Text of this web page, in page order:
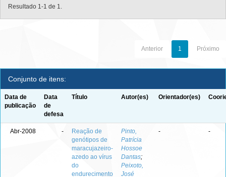
Resultado 1-1 de 1.
Anterior 1 Próximo
Conjunto de itens:
Data de
publicação
Data
de
defesa
Título Autor(es) Orientador(es)
Abr-2008 -
Reação de
genótipos de
maracujazeiro-
azedo ao vírus
do
endurecimento
Pinto,
Patrícia
Hossoe
Dantas;
Peixoto,
José
- -